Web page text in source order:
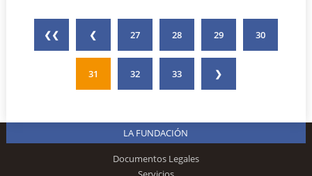
❮❮ ❮ 27 28 29 30
31 32 33 ❯
LA FUNDACIÓN
Documentos Legales